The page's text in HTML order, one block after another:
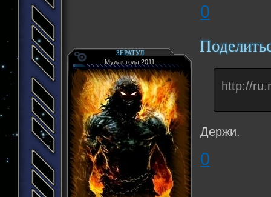
0
ЗЕРАТУЛ
Мудак года 2011
http://
Держи.
0